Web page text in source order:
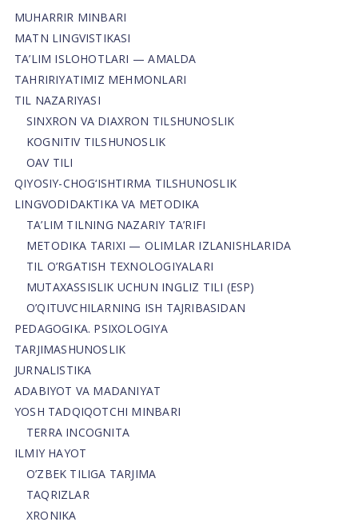
MUHARRIR MINBARI
MATN LINGVISTIKASI
TA’LIM ISLOHOTLARI — AMALDA
TAHRIRIYATIMIZ MEHMONLARI
TIL NAZARIYASI
SINXRON VA DIAXRON TILSHUNOSLIK
KOGNITIV TILSHUNOSLIK
OAV TILI
QIYOSIY-CHOG‘ISHTIRMA TILSHUNOSLIK
LINGVODIDAKTIKA VA METODIKA
TA’LIM TILNING NAZARIY TA’RIFI
METODIKA TARIXI — OLIMLAR IZLANISHLARIDA
TIL O’RGATISH TEXNOLOGIYALARI
MUTAXASSISLIK UCHUN INGLIZ TILI (ESP)
O’QITUVCHILARNING ISH TAJRIBASIDAN
PEDAGOGIKA. PSIXOLOGIYA
TARJIMASHUNOSLIK
JURNALISTIKA
ADABIYOT VA MADANIYAT
YOSH TADQIQOTCHI MINBARI
TERRA INCOGNITA
ILMIY HAYOT
O’ZBEK TILIGA TARJIMA
TAQRIZLAR
XRONIKA